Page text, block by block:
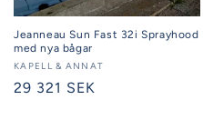
Jeanneau Sun Fast 32i Sprayhood
med nya bågar
Säljare:
KAPELL & ANNAT
Ordinarie
29 321 SEK